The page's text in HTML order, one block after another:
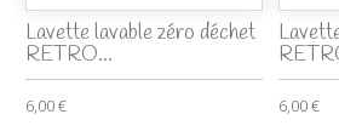
Lavette lavable zéro déchet
RETRO...
6,00 € 6,00 €